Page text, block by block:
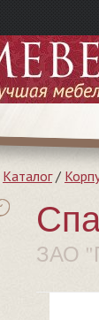
Каталог/
ЗАО